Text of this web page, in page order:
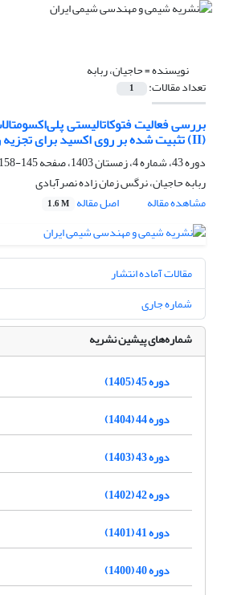
نویسنده =حاجیان، ربابه
تعداد مقالات: 1
(II) تثبیت شده بر روی اکسید برای تجزیه رنگ‌های آلی
دوره 43، شماره 4، زمستان 1403، صفحه
145-158
ربابه حاجیان، نرگس زمان زاده نصرآبادی
مشاهده مقاله
اصل مقاله 1.6 M
مقالات آماده انتشار
شماره جاری
شماره‌های پیشین نشریه
دوره 45 (1405)
دوره 44 (1404)
دوره 43 (1403)
دوره 42 (1402)
دوره 41 (1401)
دوره 40 (1400)